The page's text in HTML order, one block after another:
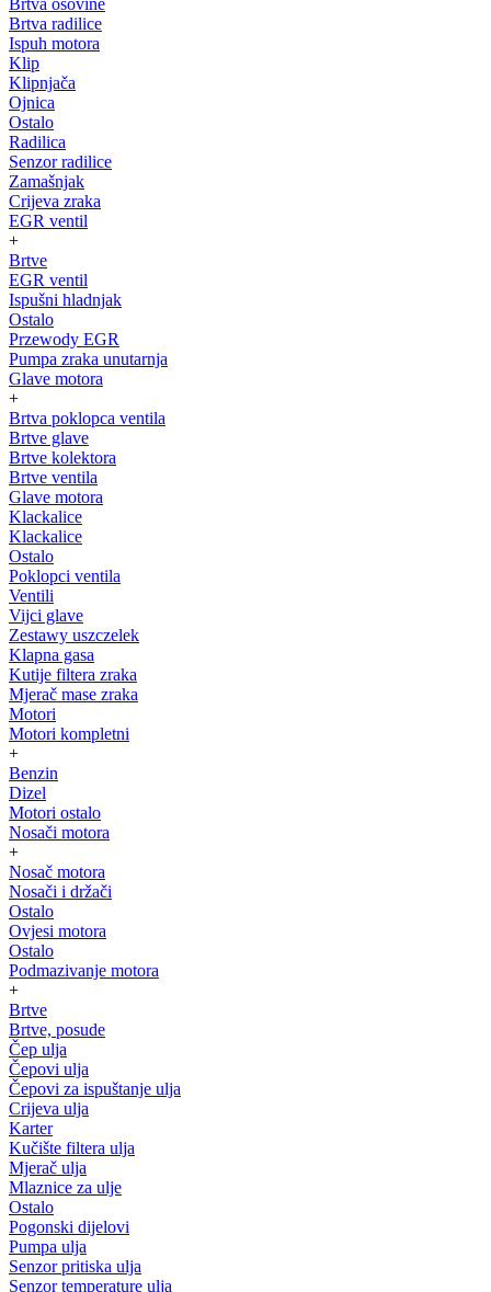
Brtva osovine
Brtva radilice
Ispuh motora
Klip
Klipnjača
Ojnica
Ostalo
Radilica
Senzor radilice
Zamašnjak
Crijeva zraka
EGR ventil
+
Brtve
EGR ventil
Ispušni hladnjak
Ostalo
Przewody EGR
Pumpa zraka unutarnja
Glave motora
+
Brtva poklopca ventila
Brtve glave
Brtve kolektora
Brtve ventila
Glave motora
Klackalice
Klackalice
Ostalo
Poklopci ventila
Ventili
Vijci glave
Zestawy uszczelek
Klapna gasa
Kutije filtera zraka
Mjerač mase zraka
Motori
Motori kompletni
+
Benzin
Dizel
Motori ostalo
Nosači motora
+
Nosač motora
Nosači i držači
Ostalo
Ovjesi motora
Ostalo
Podmazivanje motora
+
Brtve
Brtve, posude
Čep ulja
Čepovi ulja
Čepovi za ispuštanje ulja
Crijeva ulja
Karter
Kučište filtera ulja
Mjerač ulja
Mlaznice za ulje
Ostalo
Pogonski dijelovi
Pumpa ulja
Senzor pritiska ulja
Senzor temperature ulja